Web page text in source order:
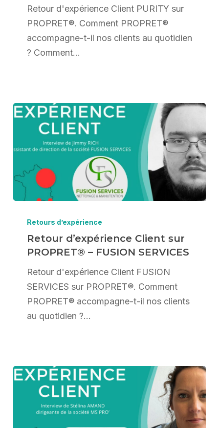
PROPRET®
Retour d'expérience Client PURITY sur
PROPRET®. Comment PROPRET®
accompagne-t-il nos clients au quotidien
? Comment…
d’expérience
Client
Retours d’expérience
Retour d’expérience Client sur
PROPRET® – FUSION SERVICES
Retour d'expérience Client FUSION
SERVICES sur PROPRET®. Comment
PROPRET® accompagne-t-il nos clients
au quotidien ?…